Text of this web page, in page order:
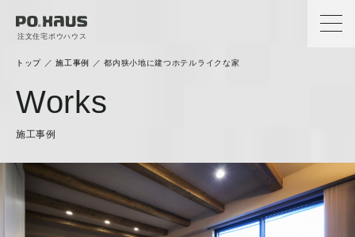
注文住宅ポウハウス
トップ ／施工事例 ／都内狭小地に建つホテルライクな家
Works
施工事例